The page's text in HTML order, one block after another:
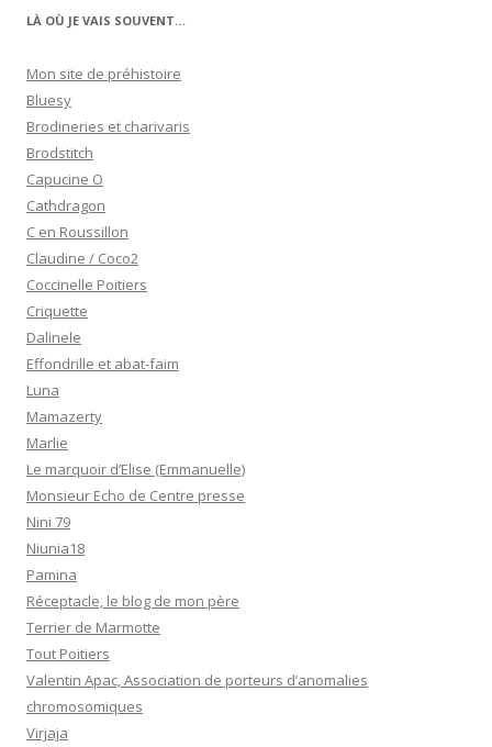
LÀ OÙ JE VAIS SOUVENT…
Mon site de préhistoire
Bluesy
Brodineries et charivaris
Brodstitch
Capucine O
Cathdragon
C en Roussillon
Claudine / Coco2
Coccinelle Poitiers
Criquette
Dalinele
Effondrille et abat-faim
Luna
Mamazerty
Marlie
Le marquoir d’Elise (Emmanuelle)
Monsieur Echo de Centre presse
Nini 79
Niunia18
Pamina
Réceptacle, le blog de mon père
Terrier de Marmotte
Tout Poitiers
Valentin Apac, Association de porteurs d’anomalies
chromosomiques
Virjaja